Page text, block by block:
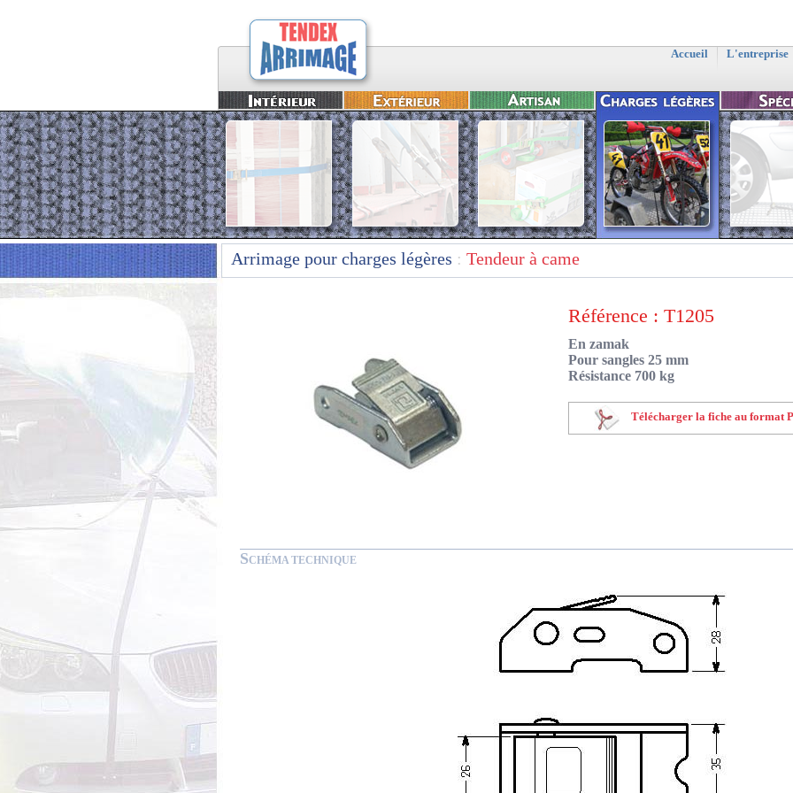
Accueil L'entreprise
Arrimage pour charges légères : Tendeur à came
Référence : T1205
En zamak
Pour sangles 25 mm
Résistance 700 kg
Télécharger la fiche au format
SCHÉMA TECHNIQUE